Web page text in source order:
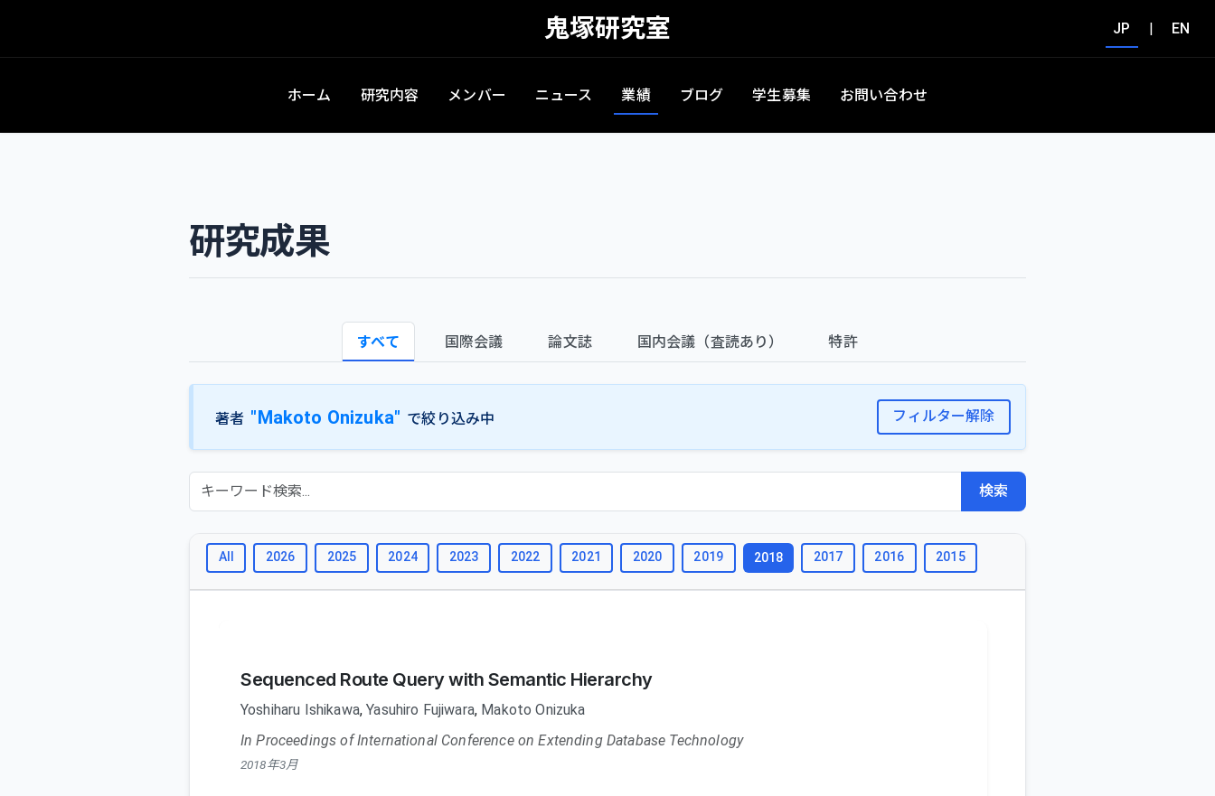
鬼塚研究室 JP | EN
ホーム 研究内容 メンバー ニュース 業績 ブログ 学生募集 お問い合わせ
研究成果
すべて 国際会議 論文誌 国内会議（査読あり） 特許
著者 "Makoto Onizuka" で絞り込み中 フィルター解除
検索
All 2026 2025 2024 2023 2022 2021 2020 2019 2018 2017 2016 2015
Sequenced Route Query with Semantic Hierarchy
Yoshiharu Ishikawa,Yasuhiro Fujiwara, Makoto Onizuka
In Proceedings of International Conference on Extending Database Technology
2018年3月